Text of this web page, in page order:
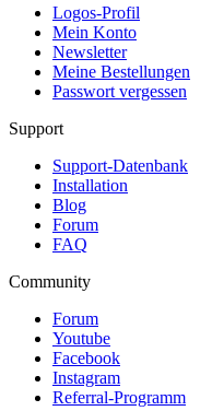
Logos-Profil
Mein Konto
Newsletter
Meine Bestellungen
Passwort vergessen
Support
Support-Datenbank
Installation
Blog
Forum
FAQ
Community
Forum
Youtube
Facebook
Instagram
Referral-Programm